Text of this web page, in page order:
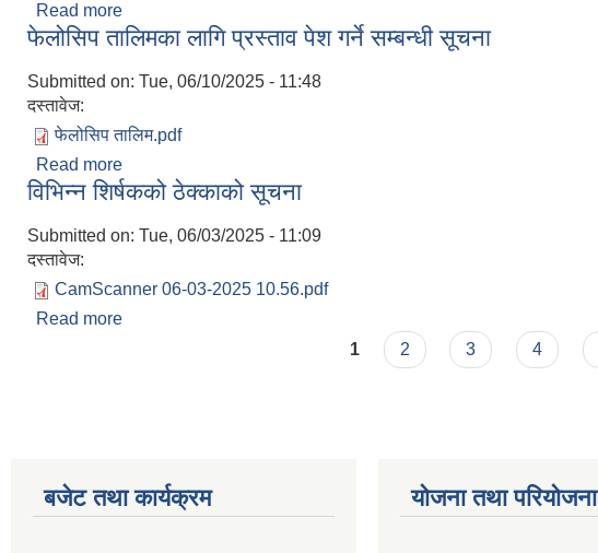
Read more
फेलोसिप तालिमका लागि प्रस्ताव पेश गर्ने सम्बन्धी सूचना
Submitted on: Tue, 06/10/2025 - 11:48
दस्तावेज:
फेलोसिप तालिम.pdf
Read more
विभिन्‍न शिर्षकको ठेक्काको सूचना
Submitted on: Tue, 06/03/2025 - 11:09
दस्तावेज:
CamScanner 06-03-2025 10.56.pdf
Read more
1 2 3 4
बजेट तथा कार्यक्रम योजना तथा परियोजना